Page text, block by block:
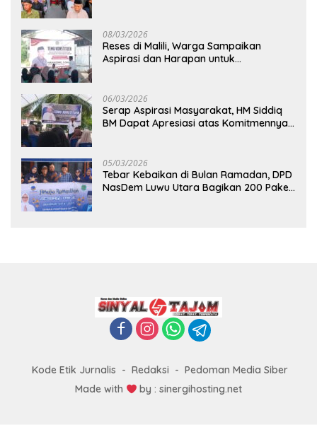
08/03/2026
Reses di Malili, Warga Sampaikan
Aspirasi dan Harapan untuk
06/03/2026
Serap Aspirasi Masyarakat, HM Siddiq
BM Dapat Apresiasi atas Komitmennya
05/03/2026
Tebar Kebaikan di Bulan Ramadan, DPD
NasDem Luwu Utara Bagikan 200 Paket
Kode Etik Jurnalis Redaksi
Pedoman Media Siber
Made with
by : sinergihosting.net